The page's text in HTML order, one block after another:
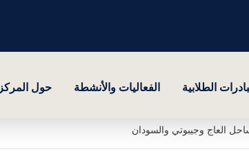
الطلابية الفعاليات والأنشطة حول المركز
العاج وجيبوتي والسودان